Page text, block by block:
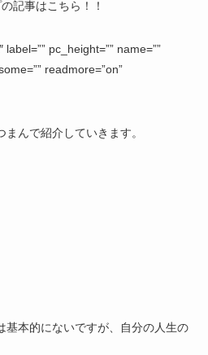
記事はこちら！！
pc_height=”” name=””
readmore=”on”
んで紹介していきます。
基本的にないですが、自分の人生の